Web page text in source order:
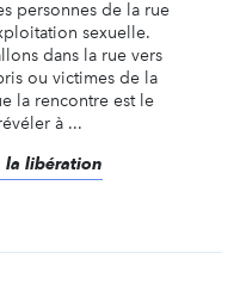
personnes de la rue
sexuelle.
dans la rue vers
ou victimes de la
la rencontre est le
à ...
la libération